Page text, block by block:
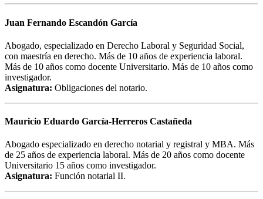
Juan Fernando Escandón García
Abogado, especializado en Derecho Laboral y Seguridad Social,
con maestría en derecho. Más de 10 años de experiencia laboral.
Más de 10 años como docente Universitario. Más de 10 años como
investigador.
Asignatura: Obligaciones del notario.
Mauricio Eduardo García-Herreros Castañeda
Abogado especializado en derecho notarial y registral y MBA. Más
de 25 años de experiencia laboral. Más de 20 años como docente
Universitario 15 años como investigador.
Asignatura: Función notarial II.